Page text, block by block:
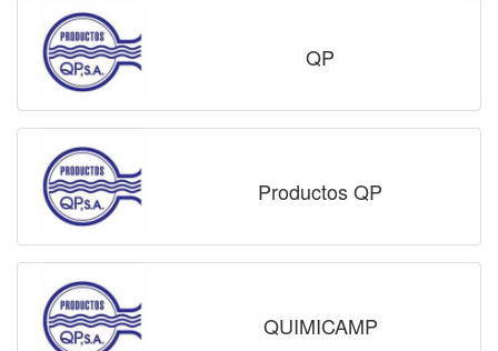
QP
Productos QP
QUIMICAMP